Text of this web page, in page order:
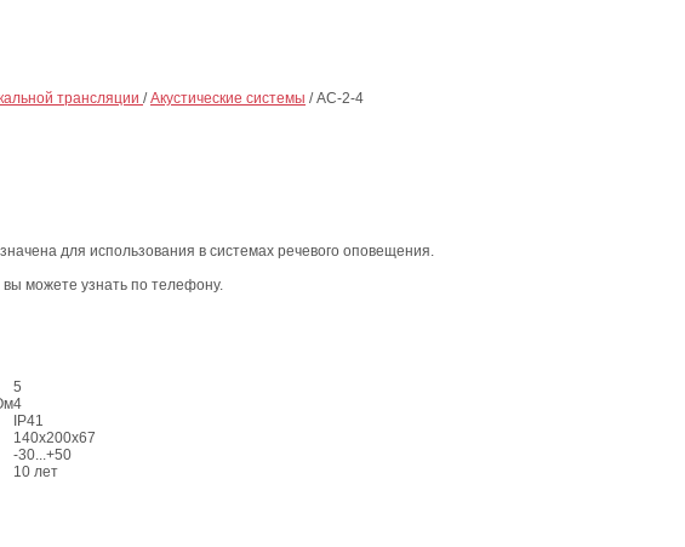
трансляции / Акустические системы / АС-2-4
для использования в системах речевого оповещения.
можете узнать по телефону.
5
4
IP41
140х200х67
-30...+50
10 лет